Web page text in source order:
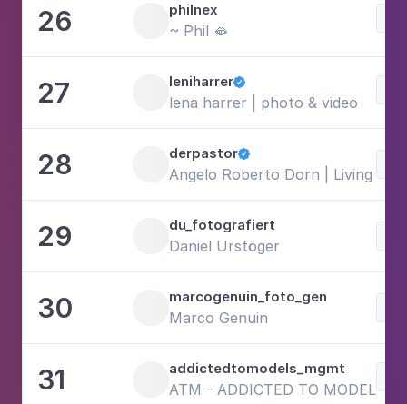
26 philnex
~ Phil 🫦
27 leniharrer
lena harrer | photo & video
28 derpastor
Angelo Roberto Dorn | Living
29 du_fotografiert
Daniel Urstöger
30 marcogenuin_foto_gen
Marco Genuin
31 addictedtomodels_mgmt
ATM - ADDICTED TO MODELS